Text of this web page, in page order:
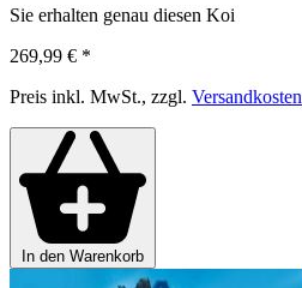
Sie erhalten genau diesen Koi
269,99 € *
Preis inkl. MwSt., zzgl. Versandkosten
In den Warenkorb